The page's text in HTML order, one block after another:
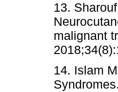
13.
malignant
14. Islam